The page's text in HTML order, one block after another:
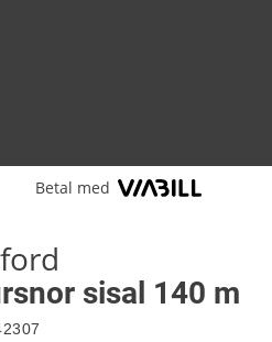
Betal med
sisal 140 m